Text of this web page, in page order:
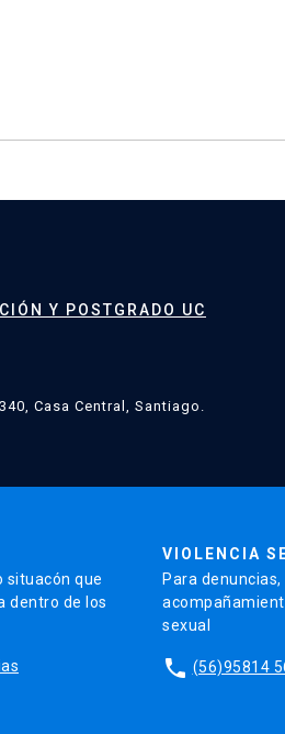
Y POSTGRADO UC
Casa Central, Santiago.
situacón que
dentro de los
VIOLENCIA
Para
sexual
phone (56)95814